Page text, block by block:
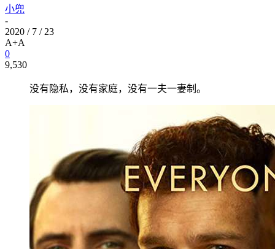
小兜
-
2020 / 7 / 23
A+A
0
9,530
没有隐私，没有家庭，没有一夫一妻制。